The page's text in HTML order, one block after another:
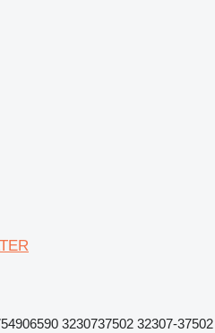
3230737502 32307-37502